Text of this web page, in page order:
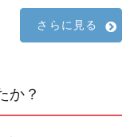
さらに見る
か？